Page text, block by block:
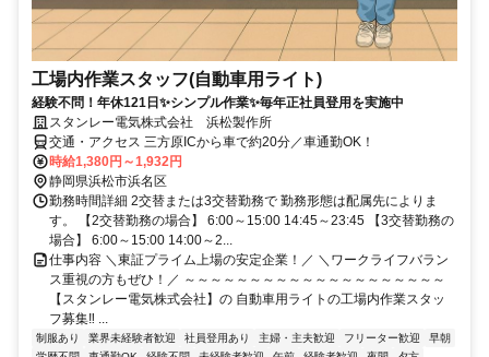
工場内作業スタッフ(自動車用ライト)
経験不問！年休121日✨シンプル作業✨毎年正社員登用を実施中
スタンレー電気株式会社 浜松製作所
交通・アクセス 三方原ICから車で約20分／車通勤OK！
時給1,380円～1,932円
静岡県浜松市浜名区
勤務時間詳細 2交替または3交替勤務で 勤務形態は配属先によりま
す。 【2交替勤務の場合】 6:00～15:00 14:45～23:45 【3交替勤務の
場合】 6:00～15:00 14:00～2...
仕事内容 ＼東証プライム上場の安定企業！／ ＼ワークライフバラン
ス重視の方もぜひ！／ ～～～～～～～～～～～～～～～～～～～～
【スタンレー電気株式会社】の 自動車用ライトの工場内作業スタッ
フ募集‼ ...
制服あり 業界未経験者歓迎 社員登用あり 主婦・主夫歓迎 フリーター歓迎
早朝